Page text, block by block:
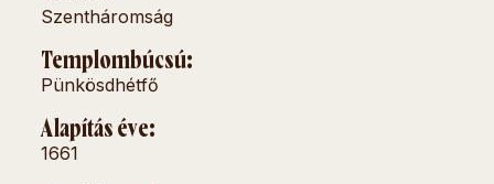
Szentháromság
Templombúcsú:
Pünkösdhétfő
Alapítás éve:
1661